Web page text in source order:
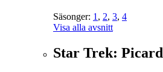
Säsonger: 1 , 2, 3, 4
Visa alla avsnitt
Star Trek: Picard